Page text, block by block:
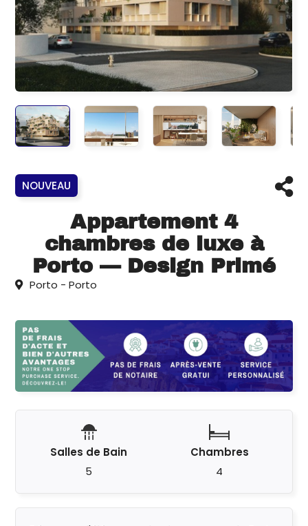
NOUVEAU
Appartement 4
chambres de luxe à
Porto — Design Primé
Porto - Porto
Salles de Bain
5
Chambres
4